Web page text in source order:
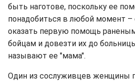
быть наготове, поскольку ее
понадобиться в любой момент –
оказать первую помощь
бойцам и довезти их до
называют ее "мама".
Один из сослуживцев женщины